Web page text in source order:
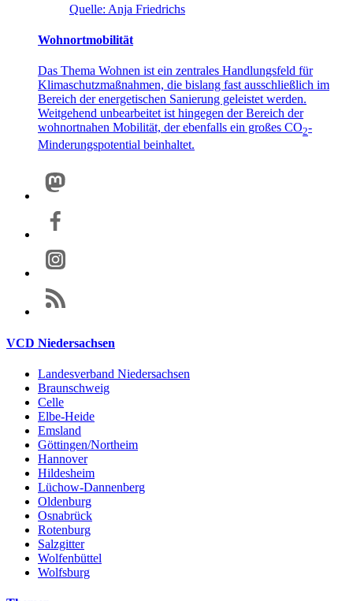
Quelle: Anja Friedrichs
Wohnortmobilität
Das Thema Wohnen ist ein zentrales Handlungsfeld für
Klimaschutzmaßnahmen, die bislang fast ausschließlich im
Bereich der energetischen Sanierung geleistet werden.
Weitgehend unbearbeitet ist hingegen der Bereich der
wohnortnahen Mobilität, der ebenfalls ein großes CO2-
Minderungspotential beinhaltet.
VCD Niedersachsen
Landesverband Niedersachsen
Braunschweig
Celle
Elbe-Heide
Emsland
Göttingen/Northeim
Hannover
Hildesheim
Lüchow-Dannenberg
Oldenburg
Osnabrück
Rotenburg
Salzgitter
Wolfenbüttel
Wolfsburg